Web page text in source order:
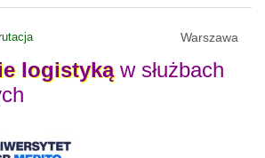
Warszawa
logistykąw służbach